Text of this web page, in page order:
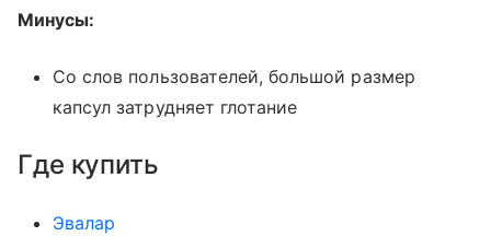
Минусы:
Со слов пользователей, большой размер
капсул затрудняет глотание
Где купить
Эвалар